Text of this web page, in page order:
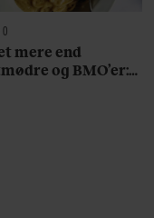
mere end
og BMO’er: